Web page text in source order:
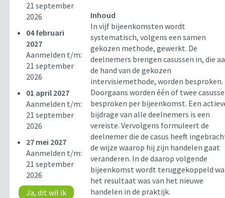
21 september
2026
04 februari
2027
Aanmelden t/m:
21 september
2026
01 april 2027
Aanmelden t/m:
21 september
2026
27 mei 2027
Aanmelden t/m:
21 september
2026
Ja, dit wil ik
Inhoud
In vijf bijeenkomsten wordt
systematisch, volgens een samen
gekozen methode, gewerkt. De
deelnemers brengen casussen in, die
de hand van de gekozen
intervisiemethode, worden besproken.
Doorgaans worden één of twee
besproken per bijeenkomst. Een
bijdrage van alle deelnemers is een
vereiste. Vervolgens formuleert de
deelnemer die de casus heeft
de wijze waarop hij zijn handelen gaat
veranderen. In de daarop volgende
bijeenkomst wordt teruggekoppeld
het resultaat was van het nieuwe
handelen in de praktijk.